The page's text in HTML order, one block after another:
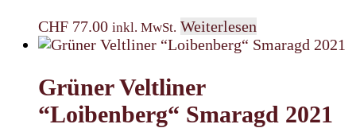
CHF 77.00 inkl. MwSt. Weiterlesen
Grüner Veltliner
“Loibenberg“ Smaragd 2021